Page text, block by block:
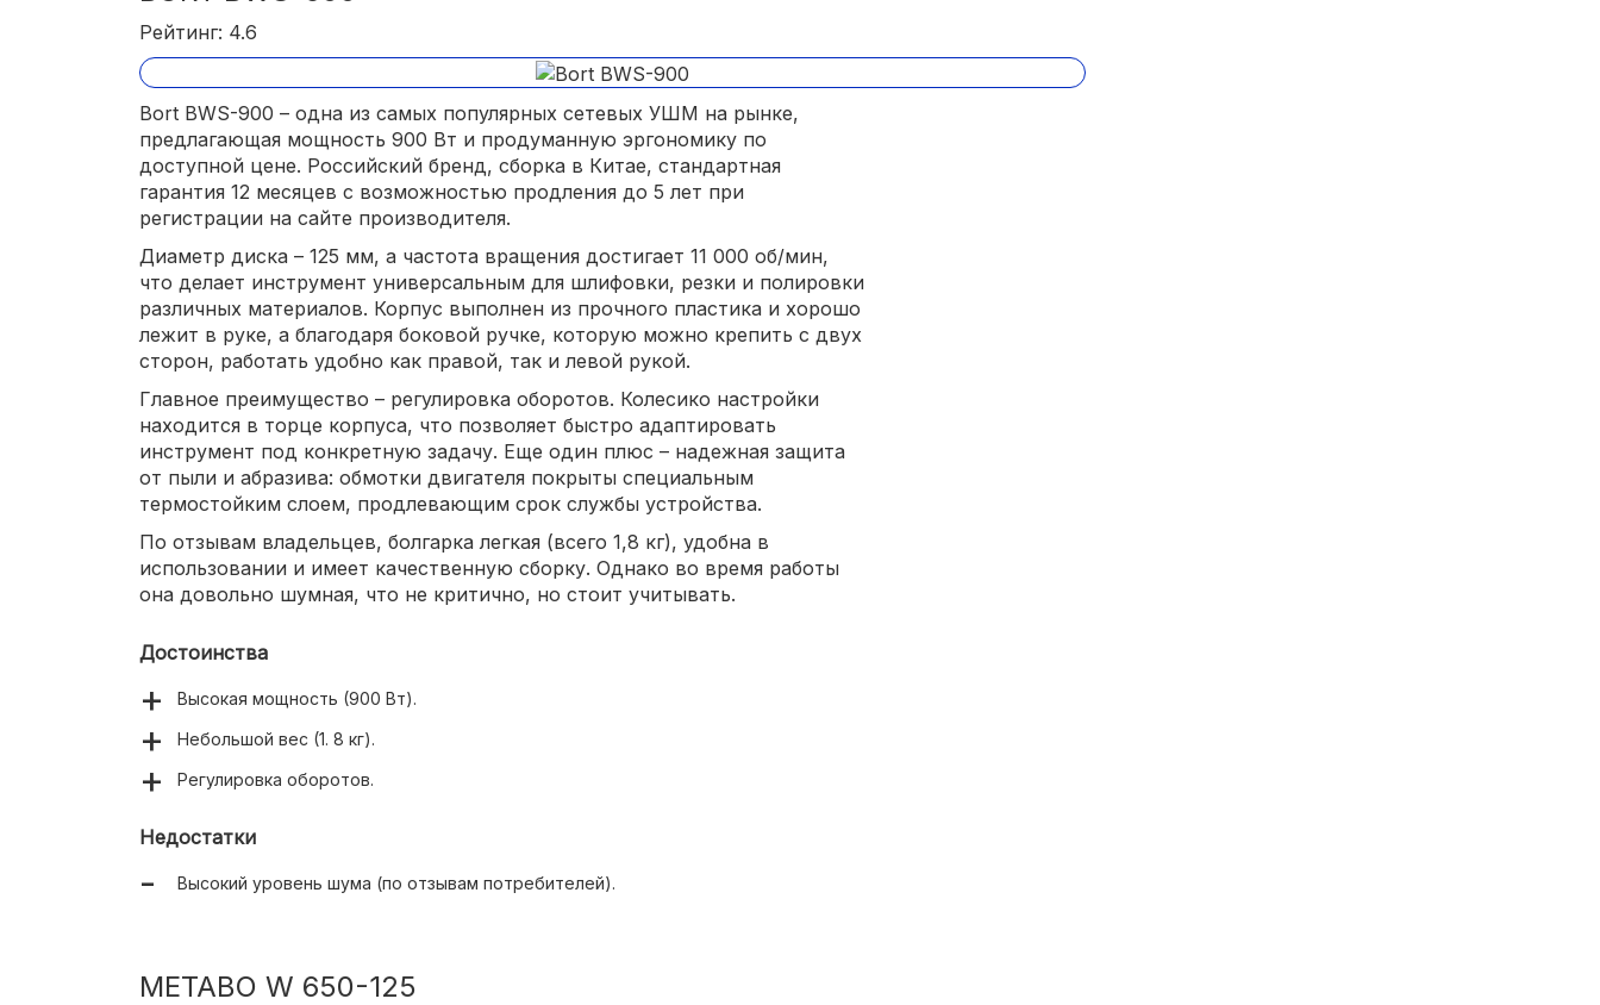
Рейтинг: 4.6
Bort BWS-900 – одна из самых популярных сетевых УШМ на рынке,
предлагающая мощность 900 Вт и продуманную эргономику по
доступной цене. Российский бренд, сборка в Китае, стандартная
гарантия 12 месяцев с возможностью продления до 5 лет при
регистрации на сайте производителя.
Диаметр диска – 125 мм, а частота вращения достигает 11 000 об/мин,
что делает инструмент универсальным для шлифовки, резки и полировки
различных материалов. Корпус выполнен из прочного пластика и хорошо
лежит в руке, а благодаря боковой ручке, которую можно крепить с двух
сторон, работать удобно как правой, так и левой рукой.
Главное преимущество – регулировка оборотов. Колесико настройки
находится в торце корпуса, что позволяет быстро адаптировать
инструмент под конкретную задачу. Еще один плюс – надежная защита
от пыли и абразива: обмотки двигателя покрыты специальным
термостойким слоем, продлевающим срок службы устройства.
По отзывам владельцев, болгарка легкая (всего 1,8 кг), удобна в
использовании и имеет качественную сборку. Однако во время работы
она довольно шумная, что не критично, но стоит учитывать.
Достоинства
Высокая мощность (900 Вт).
Небольшой вес (1. 8 кг).
Регулировка оборотов.
Недостатки
Высокий уровень шума (по отзывам потребителей).
METABO W 650-125